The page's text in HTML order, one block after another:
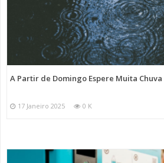
A Partir de Domingo Espere Muita Chuva
17 Janeiro 2025 0 K